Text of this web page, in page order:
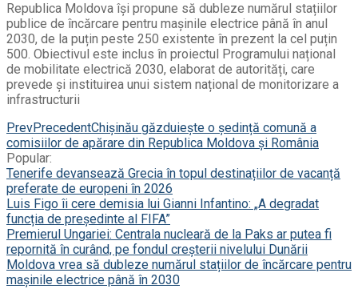
Republica Moldova își propune să dubleze numărul stațiilor
publice de încărcare pentru mașinile electrice până în anul
2030, de la puțin peste 250 existente în prezent la cel puțin
500. Obiectivul este inclus în proiectul Programului național
de mobilitate electrică 2030, elaborat de autorități, care
prevede și instituirea unui sistem național de monitorizare a
infrastructurii
PrevPrecedentChișinău găzduiește o ședință comună a
comisiilor de apărare din Republica Moldova și România
Popular:
Tenerife devansează Grecia în topul destinațiilor de vacanță
preferate de europeni în 2026
Luis Figo îi cere demisia lui Gianni Infantino: „A degradat
funcția de președinte al FIFA”
Premierul Ungariei: Centrala nucleară de la Paks ar putea fi
repornită în curând, pe fondul creșterii nivelului Dunării
Moldova vrea să dubleze numărul stațiilor de încărcare pentru
mașinile electrice până în 2030